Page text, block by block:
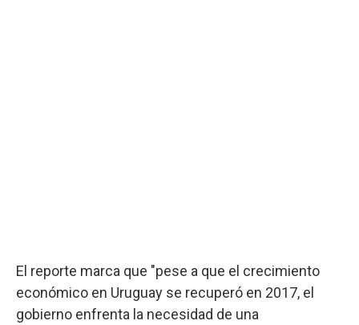
El reporte marca que "pese a que el crecimiento
económico en Uruguay se recuperó en 2017, el
gobierno enfrenta la necesidad de una